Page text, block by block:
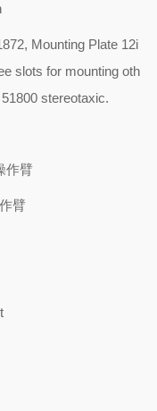
Mounting Plate 12i
slots for mounting oth
stereotaxic.
作臂
臂